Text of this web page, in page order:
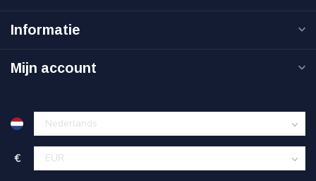
Informatie
Mijn account
€